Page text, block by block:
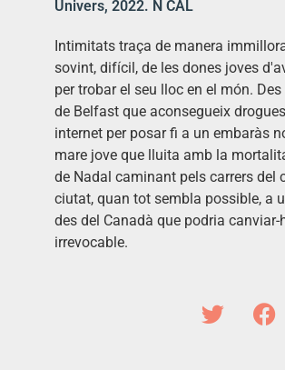
Univers, 2022. N CAL
Intimitats traça de manera
sovint, difícil, de les dones joves
per trobar el seu lloc en el món.
de Belfast que aconsegueix
internet per posar fi a un embaràs
mare jove que lluita amb la
de Nadal caminant pels carrers del
ciutat, quan tot sembla possible, a
des del Canadà que podria
irrevocable.